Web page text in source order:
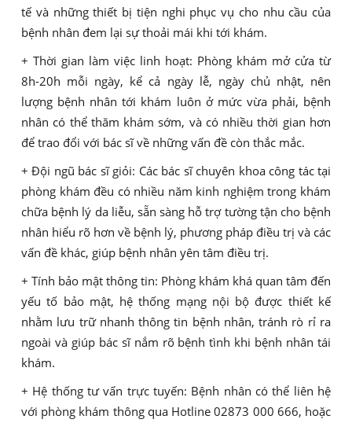
tế và những thiết bị tiện nghi phục vụ cho nhu cầu của
bệnh nhân đem lại sự thoải mái khi tới khám.
+ Thời gian làm việc linh hoạt: Phòng khám mở cửa từ
8h-20h mỗi ngày, kể cả ngày lễ, ngày chủ nhật, nên
lượng bệnh nhân tới khám luôn ở mức vừa phải, bệnh
nhân có thể thăm khám sớm, và có nhiều thời gian hơn
để trao đổi với bác sĩ về những vấn đề còn thắc mắc.
+ Đội ngũ bác sĩ giỏi: Các bác sĩ chuyên khoa công tác tại
phòng khám đều có nhiều năm kinh nghiệm trong khám
chữa bệnh lý da liễu, sẵn sàng hỗ trợ tường tận cho bệnh
nhân hiểu rõ hơn về bệnh lý, phương pháp điều trị và các
vấn đề khác, giúp bệnh nhân yên tâm điều trị.
+ Tính bảo mật thông tin: Phòng khám khá quan tâm đến
yếu tố bảo mật, hệ thống mạng nội bộ được thiết kế
nhằm lưu trữ nhanh thông tin bệnh nhân, tránh rò rỉ ra
ngoài và giúp bác sĩ nắm rõ bệnh tình khi bệnh nhân tái
khám.
+ Hệ thống tư vấn trực tuyến: Bệnh nhân có thể liên hệ
với phòng khám thông qua Hotline 02873 000 666, hoặc